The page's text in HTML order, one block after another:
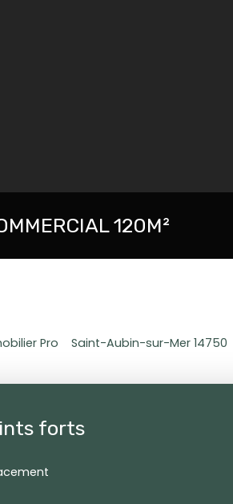
120M²
Pro Saint-Aubin-sur-Mer 14750
forts